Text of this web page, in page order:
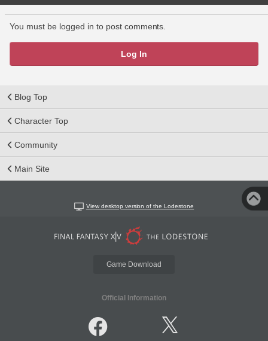
You must be logged in to post comments.
Log In
Blog Top
Character Top
Community
Main Site
View desktop version of the Lodestone
Game Download
Official Information